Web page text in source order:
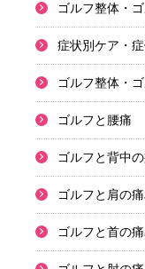
ゴルフ整体・
症状別ケア・
ゴルフ整体・
ゴルフと腰痛
ゴルフと背中
ゴルフと肩の
ゴルフと首の